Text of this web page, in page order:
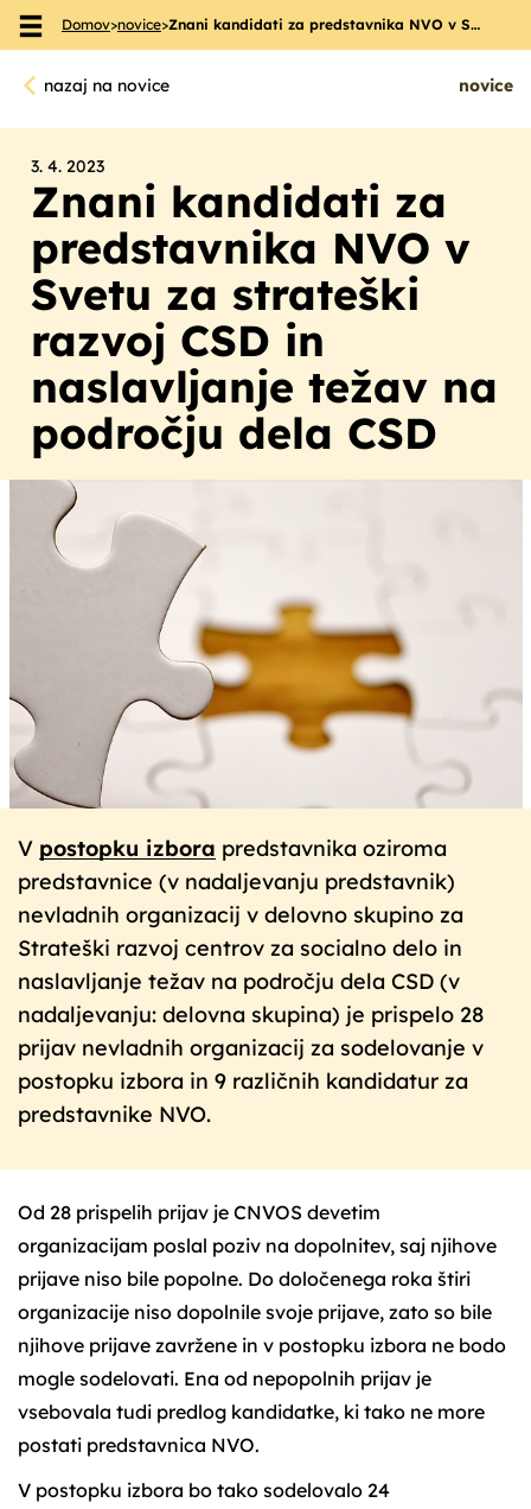
Skoči na vsebino
Domov>novice>Znani kandidati za predstavnika NVO v S…
nazaj na novice novice
3. 4. 2023
Znani kandidati za
predstavnika NVO v
Svetu za strateški
razvoj CSD in
naslavljanje težav na
področju dela CSD
V postopku izbora predstavnika oziroma
predstavnice (v nadaljevanju predstavnik)
nevladnih organizacij v delovno skupino za
Strateški razvoj centrov za socialno delo in
naslavljanje težav na področju dela CSD (v
nadaljevanju: delovna skupina) je prispelo 28
prijav nevladnih organizacij za sodelovanje v
postopku izbora in 9 različnih kandidatur za
predstavnike NVO.
Od 28 prispelih prijav je CNVOS devetim
organizacijam poslal poziv na dopolnitev, saj njihove
prijave niso bile popolne. Do določenega roka štiri
organizacije niso dopolnile svoje prijave, zato so bile
njihove prijave zavržene in v postopku izbora ne bodo
mogle sodelovati. Ena od nepopolnih prijav je
vsebovala tudi predlog kandidatke, ki tako ne more
postati predstavnica NVO.
V postopku izbora bo tako sodelovalo 24